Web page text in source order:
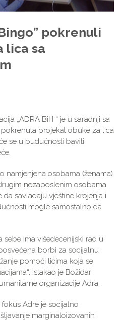
pokrenuli
lica sa
„ADRA BiH “ je u saradnji sa
pokrenula projekat obuke za lica
se u budućnosti baviti
namjenjena osobama (ženama)
nezaposlenim osobama
da savladaju vještine krojenja i
mogle samostalno da
sebe ima višedecenijski rad u
borbi za socijalnu
pomoći licima koja se
istakao je Božidar
organizacije Adra.
Adre je socijalno
marginaloizovanih